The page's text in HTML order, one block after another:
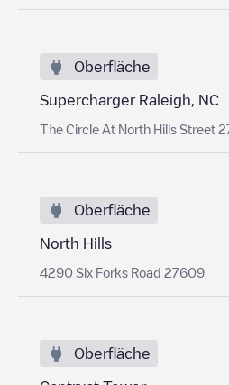
Oberfläche
Supercharger Raleigh, NC
The Circle At North Hills Street
Oberfläche
North Hills
4290 Six Forks Road 27609
Oberfläche